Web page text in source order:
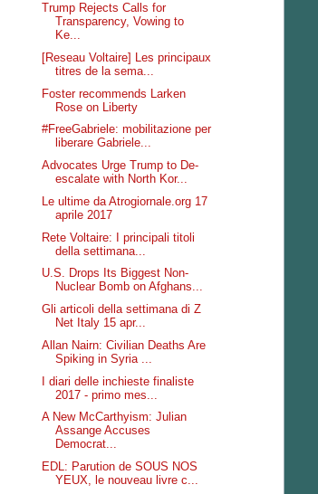
Trump Rejects Calls for
Transparency, Vowing to
Ke...
[Reseau Voltaire] Les principaux
titres de la sema...
Foster recommends Larken
Rose on Liberty
#FreeGabriele: mobilitazione per
liberare Gabriele...
Advocates Urge Trump to De-
escalate with North Kor...
Le ultime da Atrogiornale.org 17
aprile 2017
Rete Voltaire: I principali titoli
della settimana...
U.S. Drops Its Biggest Non-
Nuclear Bomb on Afghans...
Gli articoli della settimana di Z
Net Italy 15 apr...
Allan Nairn: Civilian Deaths Are
Spiking in Syria ...
I diari delle inchieste finaliste
2017 - primo mes...
A New McCarthyism: Julian
Assange Accuses
Democrat...
EDL: Parution de SOUS NOS
YEUX, le nouveau livre c...